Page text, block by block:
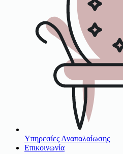
Υπηρεσίες Αναπαλαίωσης
Επικοινωνία